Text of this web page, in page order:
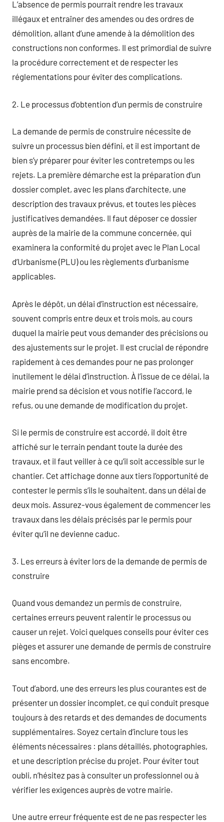
L’absence de permis pourrait rendre les travaux
illégaux et entraîner des amendes ou des ordres de
démolition, allant d’une amende à la démolition des
constructions non conformes. Il est primordial de suivre
la procédure correctement et de respecter les
réglementations pour éviter des complications.
2. Le processus d’obtention d’un permis de construire
La demande de permis de construire nécessite de
suivre un processus bien défini, et il est important de
bien s’y préparer pour éviter les contretemps ou les
rejets. La première démarche est la préparation d’un
dossier complet, avec les plans d’architecte, une
description des travaux prévus, et toutes les pièces
justificatives demandées. Il faut déposer ce dossier
auprès de la mairie de la commune concernée, qui
examinera la conformité du projet avec le Plan Local
d’Urbanisme (PLU) ou les règlements d’urbanisme
applicables.
Après le dépôt, un délai d’instruction est nécessaire,
souvent compris entre deux et trois mois, au cours
duquel la mairie peut vous demander des précisions ou
des ajustements sur le projet. Il est crucial de répondre
rapidement à ces demandes pour ne pas prolonger
inutilement le délai d’instruction. À l’issue de ce délai, la
mairie prend sa décision et vous notifie l’accord, le
refus, ou une demande de modification du projet.
Si le permis de construire est accordé, il doit être
affiché sur le terrain pendant toute la durée des
travaux, et il faut veiller à ce qu’il soit accessible sur le
chantier. Cet affichage donne aux tiers l’opportunité de
contester le permis s’ils le souhaitent, dans un délai de
deux mois. Assurez-vous également de commencer les
travaux dans les délais précisés par le permis pour
éviter qu’il ne devienne caduc.
3. Les erreurs à éviter lors de la demande de permis de
construire
Quand vous demandez un permis de construire,
certaines erreurs peuvent ralentir le processus ou
causer un rejet. Voici quelques conseils pour éviter ces
pièges et assurer une demande de permis de construire
sans encombre.
Tout d’abord, une des erreurs les plus courantes est de
présenter un dossier incomplet, ce qui conduit presque
toujours à des retards et des demandes de documents
supplémentaires. Soyez certain d’inclure tous les
éléments nécessaires : plans détaillés, photographies,
et une description précise du projet. Pour éviter tout
oubli, n’hésitez pas à consulter un professionnel ou à
vérifier les exigences auprès de votre mairie.
Une autre erreur fréquente est de ne pas respecter les